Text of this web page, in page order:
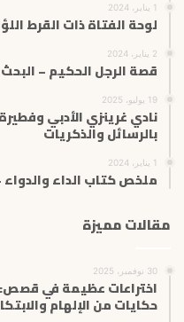
1 يناير، 2024
لوحة الفتاة ذات القرط
2 يناير، 2024
قصة الرجل الحكيم –
19 يوليو، 2025
نادي غرينزي الأدبي
بالرسائل والذكريات
1 يناير، 2024
ملخص كتاب الداء
مقالات مميزة
30 نوفمبر، 2025
اختراعات عظيمة في قصص:
حكايات من الإلهام